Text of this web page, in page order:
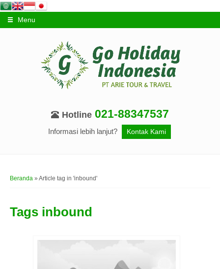
Menu
Hotline 021-88347537
Informasi lebih lanjut? Kontak Kami
Beranda » Article tag in 'inbound'
Tags inbound